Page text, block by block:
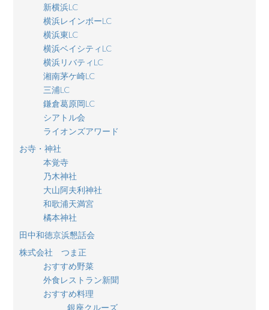
新横浜LC
横浜レインボーLC
横浜東LC
横浜ベイシティLC
横浜リバティLC
湘南茅ケ崎LC
三浦LC
鎌倉葛原岡LC
シアトル会
ライオンズアワード
お寺・神社
本覚寺
乃木神社
大山阿夫利神社
和歌浦天満宮
橘本神社
田中和徳京浜懇話会
株式会社 つま正
おすすめ野菜
外食レストラン新聞
おすすめ料理
銀座クルーズ